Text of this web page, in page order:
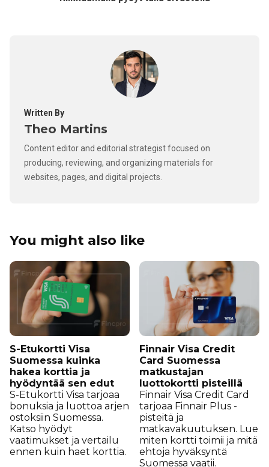
Written By
Theo Martins
Content editor and editorial strategist focused on
producing, reviewing, and organizing materials for
websites, pages, and digital projects.
You might also like
S-Etukortti Visa
Suomessa kuinka
hakea korttia ja
hyödyntää sen edut
S-Etukortti Visa tarjoaa
bonuksia ja luottoa arjen
ostoksiin Suomessa.
Katso hyödyt
vaatimukset ja vertailu
ennen kuin haet korttia.
Finnair Visa Credit
Card Suomessa
matkustajan
luottokortti pisteillä
Finnair Visa Credit Card
tarjoaa Finnair Plus -
pisteitä ja
matkavakuutuksen. Lue
miten kortti toimii ja mitä
ehtoja hyväksyntä
Suomessa vaatii.